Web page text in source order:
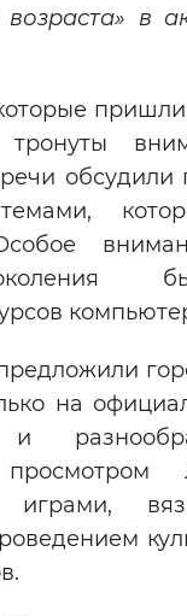
стандартные
возраста» в
темами,
на
и
просмотром
играми,